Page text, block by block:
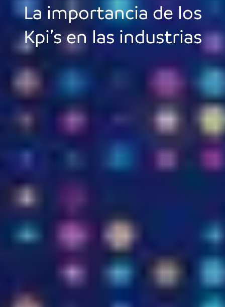
La importancia de los
Kpi’s en las industrias